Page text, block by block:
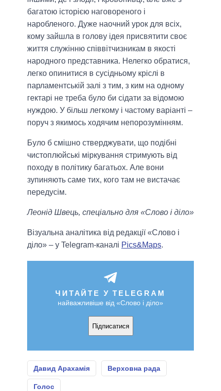
багатою історією наговореного і
наробленого. Дуже наочний урок для всіх,
кому зайшла в голову ідея присвятити своє
життя служінню співвітчизникам в якості
народного представника. Нелегко обратися,
легко опинитися в сусідньому кріслі в
парламентській залі з тим, з ким на одному
гектарі не треба було би сідати за відомою
нуждою. У більш легкому і частому варіанті –
поруч з якимось ходячим непорозумінням.
Було б смішно стверджувати, що подібні
чистоплюйські міркування стримують від
походу в політику багатьох. Але вони
зупиняють саме тих, кого там не вистачає
передусім.
Леонід Швець, спеціально для «Слово і діло»
Візуальна аналітика від редакції «Слово і
діло» – у Telegram-каналі Pics&Maps.
ЧИТАЙТЕ У TELEGRAM
найважливіше від «Слово і діло»
Підписатися
Давид Арахамія Верховна рада
Голос